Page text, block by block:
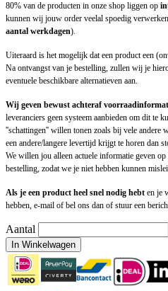
80% van de producten in onze shop liggen op
kunnen wij jouw order veelal spoedig
aantal werkdagen).
Uiteraard is het mogelijk dat een product een
Na ontvangst van je bestelling, zullen wij je
eventuele beschikbare alternatieven aan.
Wij geven bewust achteraf
leveranciers geen systeem aanbieden om dit te
''schattingen'' willen tonen zoals bij vele andere
een andere/langere levertijd krijgt te horen dan
We willen jou alleen actuele informatie geven
bestelling, zodat we je niet hebben kunnen
Als je een product heel snel nodig hebt en je
hebben, e-mail of bel ons dan of stuur een
Aantal
In Winkelwagen